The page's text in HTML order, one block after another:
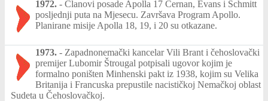
1972. - Članovi posade Apolla 17 Cernan, Evans i Schmitt
posljednji puta na Mjesecu. Završava Program Apollo.
Planirane misije Apolla 18, 19, i 20 su otkazane.
1973. - Zapadnonemački kancelar Vili Brant i čehoslovački
premijer Lubomir Štrougal potpisali ugovor kojim je
formalno poništen Minhenski pakt iz 1938, kojim su Velika
Britanija i Francuska prepustile nacističkoj Nemačkoj oblast
Sudeta u Čehoslovačkoj.